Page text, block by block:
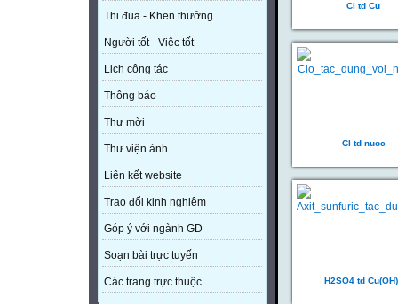
Thi đua - Khen thưởng
Người tốt - Việc tốt
Lịch công tác
Thông báo
Thư mời
Thư viện ảnh
Liên kết website
Trao đổi kinh nghiệm
Góp ý với ngành GD
Soạn bài trực tuyến
Các trang trực thuộc
Cl td Cu
Cl td nuoc
H2SO4 td